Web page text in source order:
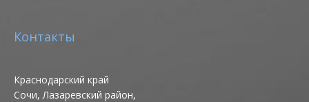
Контакты
Краснодарский край
Сочи, Лазаревский район,